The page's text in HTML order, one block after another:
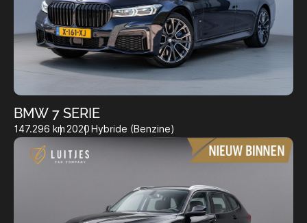
BMW 7 SERIE
147.296 km2020 Hybride (Benzine)